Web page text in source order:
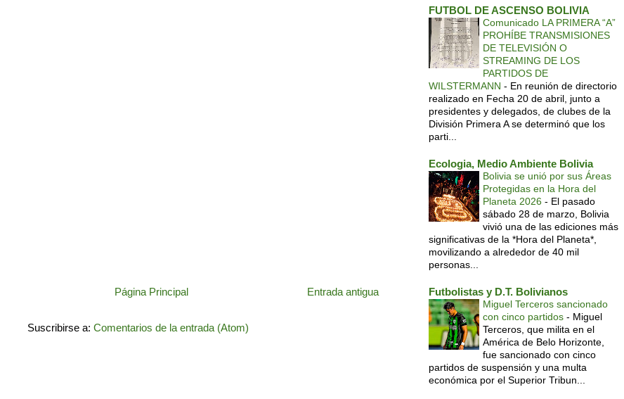
Entrada antigua
Página Principal
Suscribirse a: Comentarios de la entrada (Atom)
FUTBOL DE ASCENSO BOLIVIA
Comunicado LA PRIMERA “A”
PROHÍBE TRANSMISIONES
DE TELEVISIÓN O
STREAMING DE LOS
PARTIDOS DE
WILSTERMANN - En reunión de directorio
realizado en Fecha 20 de abril, junto a
presidentes y delegados, de clubes de la
División Primera A se determinó que los
parti...
Ecologia, Medio Ambiente Bolivia
Bolivia se unió por sus Áreas
Protegidas en la Hora del
Planeta 2026 - El pasado
sábado 28 de marzo, Bolivia
vivió una de las ediciones más
significativas de la *Hora del Planeta*,
movilizando a alrededor de 40 mil
personas...
Futbolistas y D.T. Bolivianos
Miguel Terceros sancionado
con cinco partidos - Miguel
Terceros, que milita en el
América de Belo Horizonte,
fue sancionado con cinco
partidos de suspensión y una multa
económica por el Superior Tribun...